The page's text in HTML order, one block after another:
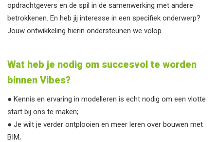
opdrachtgevers en de spil in de samenwerking met andere
betrokkenen. En heb jij interesse in een specifiek onderwerp?
Jouw ontwikkeling hierin ondersteunen we volop.
Wat heb je nodig om succesvol te worden
binnen Vibes?
● Kennis en ervaring in modelleren is echt nodig om een vlotte
start bij ons te maken;
● Je wilt je verder ontplooien en meer leren over bouwen met
BIM;